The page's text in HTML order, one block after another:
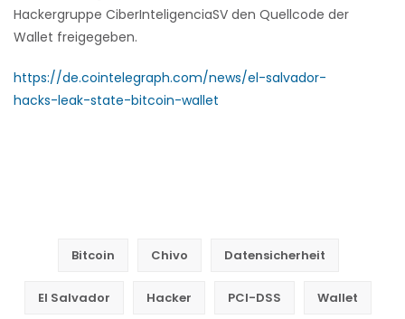
Hackergruppe CiberInteligenciaSV den Quellcode der
Wallet freigegeben.
https://de.cointelegraph.com/news/el-salvador-
hacks-leak-state-bitcoin-wallet
Bitcoin Chivo Datensicherheit
El Salvador Hacker PCI-DSS Wallet